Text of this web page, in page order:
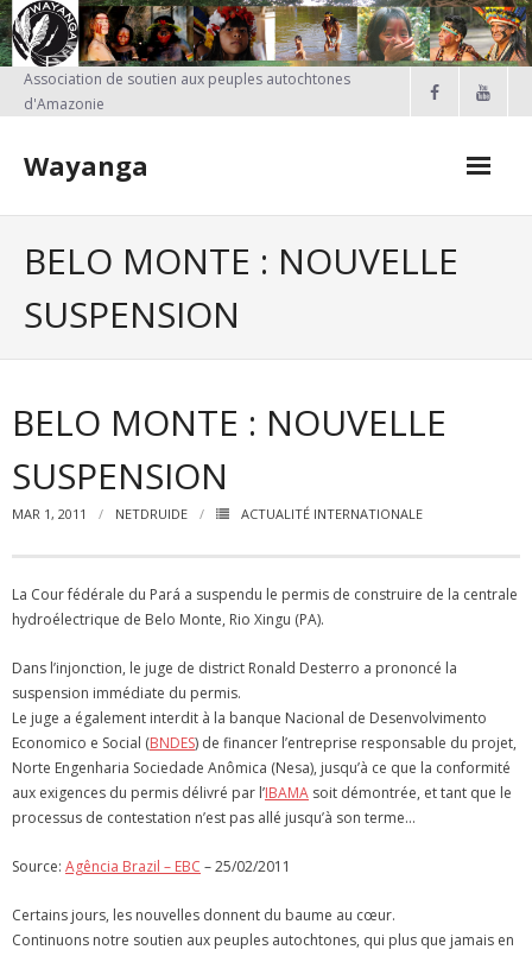
Skip
to
content
Association de soutien aux peuples autochtones
d'Amazonie
Wayanga
- Projet Kayapo
- Actions réalisées en France
ETRE UN PARTENAIRE
VIDEOS et MEDIAS
BELO MONTE : NOUVELLE
SUSPENSION
BELO MONTE : NOUVELLE
SUSPENSION
MAR 1, 2011 NETDRUIDE ACTUALITÉ INTERNATIONALE
La Cour fédérale du Pará a suspendu le permis de construire de la centrale
hydroélectrique de Belo Monte, Rio Xingu (PA).
Dans l’injonction, le juge de district Ronald Desterro a prononcé la
suspension immédiate du permis.
Le juge a également interdit à la banque Nacional de Desenvolvimento
Economico e Social (BNDES) de financer l’entreprise responsable du projet,
Norte Engenharia Sociedade Anômica (Nesa), jusqu’à ce que la conformité
aux exigences du permis délivré par l’IBAMA soit démontrée, et tant que le
processus de contestation n’est pas allé jusqu’à son terme…
Source: Agência Brazil – EBC – 25/02/2011
Certains jours, les nouvelles donnent du baume au cœur.
Continuons notre soutien aux peuples autochtones, qui plus que jamais en